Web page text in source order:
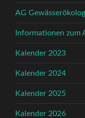
AG
Informationen zum
Kalender 2023
Kalender 2024
Kalender 2025
Kalender 2026